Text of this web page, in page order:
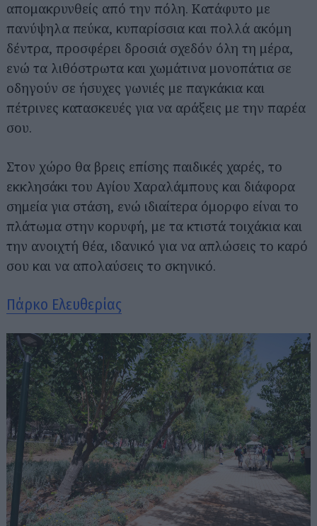
απομακρυνθείς από την πόλη. Κατάφυτο με
πανύψηλα πεύκα, κυπαρίσσια και πολλά ακόμη
δέντρα, προσφέρει δροσιά σχεδόν όλη τη μέρα,
ενώ τα λιθόστρωτα και χωμάτινα μονοπάτια σε
οδηγούν σε ήσυχες γωνιές με παγκάκια και
πέτρινες κατασκευές για να αράξεις με την παρέα
σου.
Στον χώρο θα βρεις επίσης παιδικές χαρές, το
εκκλησάκι του Αγίου Χαραλάμπους και διάφορα
σημεία για στάση, ενώ ιδιαίτερα όμορφο είναι το
πλάτωμα στην κορυφή, με τα κτιστά τοιχάκια και
την ανοιχτή θέα, ιδανικό για να απλώσεις το καρό
σου και να απολαύσεις το σκηνικό.
Πάρκο Ελευθερίας